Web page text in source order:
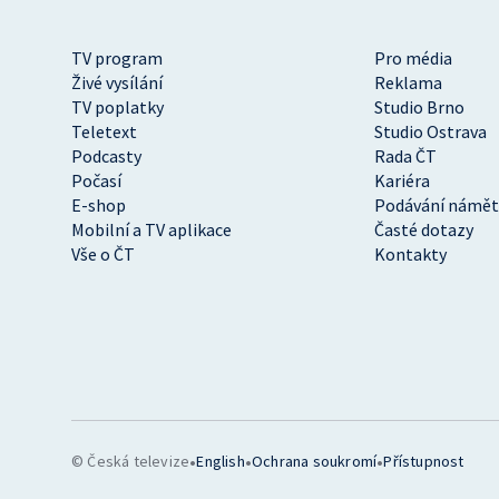
TV program
Pro média
Živé vysílání
Reklama
TV poplatky
Studio Brno
Teletext
Studio Ostrava
Podcasty
Rada ČT
Počasí
Kariéra
E-shop
Podávání
Mobilní a TV aplikace
Časté dotazy
Vše o ČT
Kontakty
© Česká televize•English•Ochrana soukromí•Přístupnost